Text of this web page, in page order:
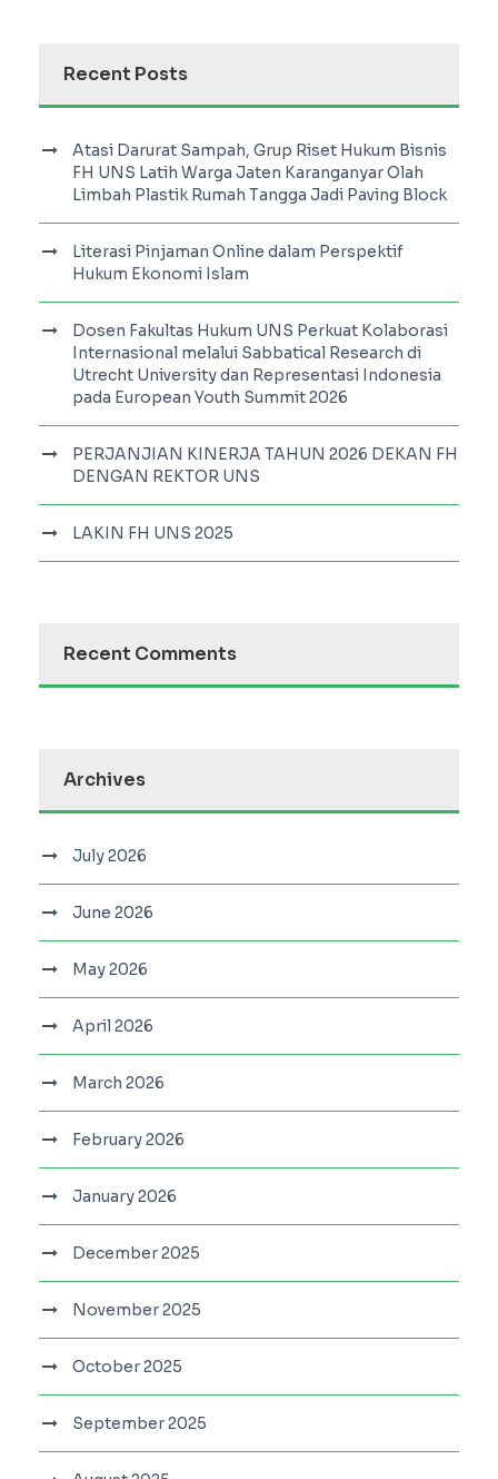
Recent Posts
Atasi Darurat Sampah, Grup Riset Hukum Bisnis
FH UNS Latih Warga Jaten Karanganyar Olah
Limbah Plastik Rumah Tangga Jadi Paving Block
Literasi Pinjaman Online dalam Perspektif
Hukum Ekonomi Islam
Dosen Fakultas Hukum UNS Perkuat Kolaborasi
Internasional melalui Sabbatical Research di
Utrecht University dan Representasi Indonesia
pada European Youth Summit 2026
PERJANJIAN KINERJA TAHUN 2026 DEKAN FH
DENGAN REKTOR UNS
LAKIN FH UNS 2025
Recent Comments
Archives
July 2026
June 2026
May 2026
April 2026
March 2026
February 2026
January 2026
December 2025
November 2025
October 2025
September 2025